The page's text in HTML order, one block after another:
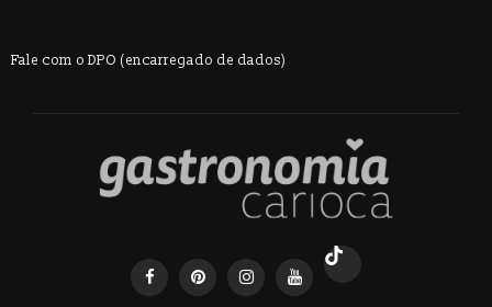
Fale com o DPO (encarregado de dados)